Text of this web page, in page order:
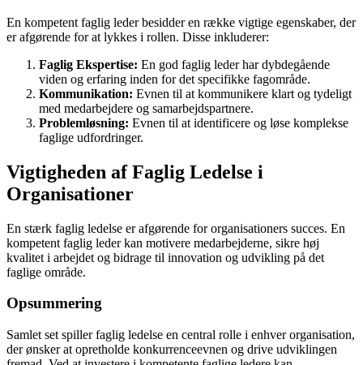
En kompetent faglig leder besidder en række vigtige egenskaber, der
er afgørende for at lykkes i rollen. Disse inkluderer:
Faglig Ekspertise: En god faglig leder har dybdegående
viden og erfaring inden for det specifikke fagområde.
Kommunikation: Evnen til at kommunikere klart og tydeligt
med medarbejdere og samarbejdspartnere.
Problemløsning: Evnen til at identificere og løse komplekse
faglige udfordringer.
Vigtigheden af Faglig Ledelse i
Organisationer
En stærk faglig ledelse er afgørende for organisationers succes. En
kompetent faglig leder kan motivere medarbejderne, sikre høj
kvalitet i arbejdet og bidrage til innovation og udvikling på det
faglige område.
Opsummering
Samlet set spiller faglig ledelse en central rolle i enhver organisation,
der ønsker at opretholde konkurrenceevnen og drive udviklingen